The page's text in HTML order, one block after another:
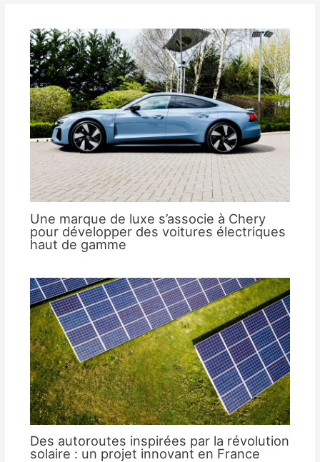
Une marque de luxe s’associe à Chery
pour développer des voitures électriques
haut de gamme
Des autoroutes inspirées par la révolution
solaire : un projet innovant en France